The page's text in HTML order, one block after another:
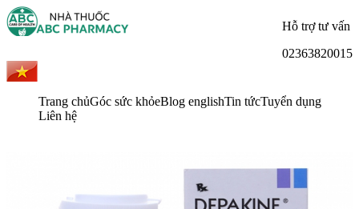
Hỗ trợ tư vấn
02363820015
Trang chủGóc sức khỏeBlog englishTin tứcTuyển dụng
Liên hệ